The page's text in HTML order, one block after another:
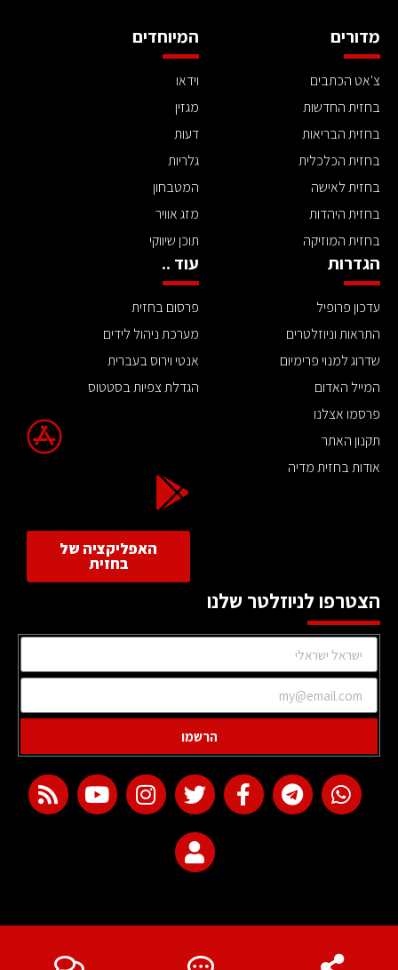
מדורים
צ'אט הכתבים
בחזית החדשות
בחזית הבריאות
בחזית הכלכלית
בחזית לאישה
בחזית היהדות
בחזית המוזיקה
המיוחדים
וידאו
מגזין
דעות
גלריות
המטבחון
מזג אוויר
תוכן שיווקי
הגדרות
עדכון פרופיל
התראות וניוזלטרים
שדרוג למנוי פרימיום
המייל האדום
פרסמו אצלנו
תקנון האתר
אודות בחזית מדיה
עוד ..
פרסום בחזית
מערכת ניהול לידים
אנטי וירוס בעברית
הגדלת צפיות בסטטוס
האפליקציה של
בחזית
הצטרפו לניוזלטר שלנו
הרשמו